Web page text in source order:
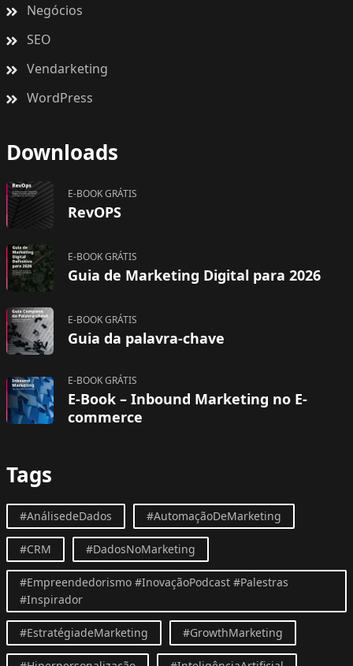
Negócios
SEO
Vendarketing
WordPress
Downloads
E-BOOK GRÁTIS
RevOPS
E-BOOK GRÁTIS
Guia de Marketing Digital para 2026
E-BOOK GRÁTIS
Guia da palavra-chave
E-BOOK GRÁTIS
E-Book – Inbound Marketing no E-
commerce
Tags
#AnálisedeDados #AutomaçãoDeMarketing
#CRM #DadosNoMarketing
#Empreendedorismo #InovaçãoPodcast #Palestras
#Inspirador
#EstratégiadeMarketing #GrowthMarketing